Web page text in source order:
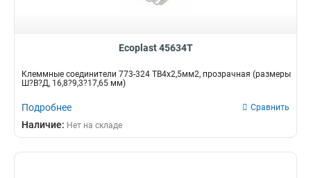
Ecoplast 45634T
Клеммные соединители 773-324 ТВ4х2,5мм2, прозрачная (размеры
Ш?В?Д, 16,8?9,3?17,65 мм)
Подробнее Сравнить
Наличие: Нет на складе